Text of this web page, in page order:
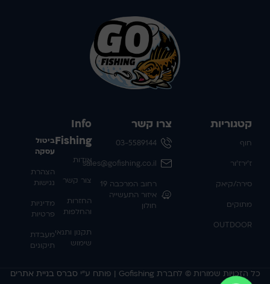
Info
Fishing
אודות
צור קשר
החזרות
והחלפות
תקנון ותנאי
שימוש
ביטול
עסקה
הצהרת
נגישות
מדיניות
פרטיות
מעבדת
תיקונים
קטגוריות
חוף
ז'ירז'ור
סירה/קיאק
מתוקים
OUTDOOR
צרו קשר
03-5589144
sales@gofishing.co.il
רחוב המרכבה 19
איזור התעשייה
חולון
כל הזכויות שמורות © לחברת Gofishing | פותח ע״י סברס בניית אתרים